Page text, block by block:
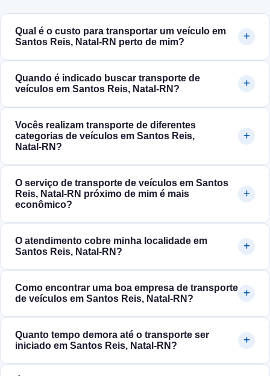
Qual é o custo para transportar um veículo em
Santos Reis, Natal‑RN perto de mim?
Quando é indicado buscar transporte de
veículos em Santos Reis, Natal‑RN?
Vocês realizam transporte de diferentes
categorias de veículos em Santos Reis,
Natal‑RN?
O serviço de transporte de veículos em Santos
Reis, Natal‑RN próximo de mim é mais
econômico?
O atendimento cobre minha localidade em
Santos Reis, Natal‑RN?
Como encontrar uma boa empresa de transporte
de veículos em Santos Reis, Natal‑RN?
Quanto tempo demora até o transporte ser
iniciado em Santos Reis, Natal‑RN?